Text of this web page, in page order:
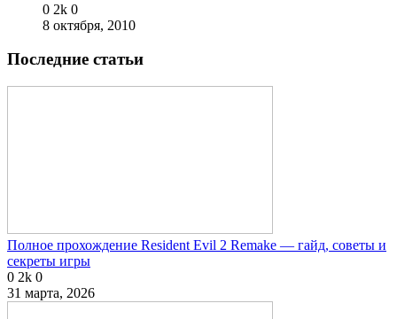
0 2k 0
8 октября, 2010
Последние статьи
Полное прохождение Resident Evil 2 Remake — гайд, советы и
секреты игры
0 2k 0
31 марта, 2026